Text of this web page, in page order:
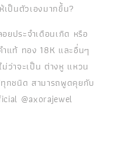
ป็นตัวเองมากขึ้น?
ประจำเดือนเกิด หรือ
แท้ ทอง 18K และอื่นๆ
ว่าจะเป็น ต่างหู แหวน
กชนิด สามารถพูดคุยกับ
@axorajewel